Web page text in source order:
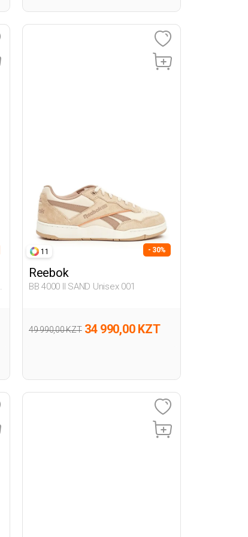
11 - 30%
Reebok
BB 4000 II SAND Unisex 001
49 990,00 KZT 34 990,00 KZT